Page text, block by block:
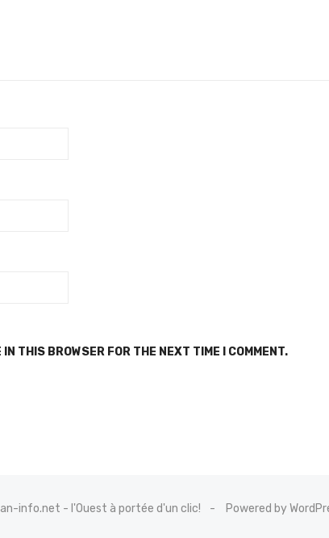
THIS BROWSER FOR THE NEXT TIME I COMMENT.
info.net - l'Ouest à portée d'un clic! Powered by